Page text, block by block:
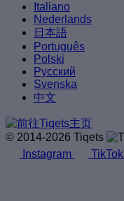
Italiano
Nederlands
日本語
Português
Polski
Русский
Svenska
中文
© 2014-2026 Tiqets
Instagram
TikTok